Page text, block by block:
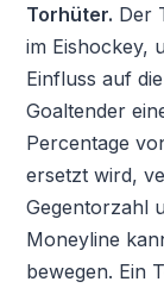
Torhüter. Der
im Eishockey,
Einfluss auf
Goaltender
Percentage
ersetzt wird,
Gegentorzahl
Moneyline
bewegen. Ein